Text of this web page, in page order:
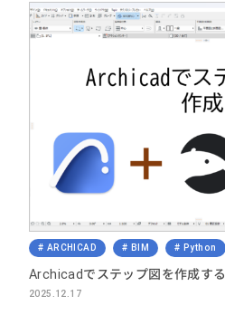
ARCHICAD BIM Python
Archicadでステップ図を作成する
2025.12.17